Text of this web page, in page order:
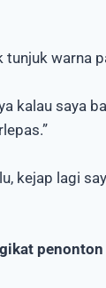
tunjuk warna
kalau saya
kejap lagi
penonton